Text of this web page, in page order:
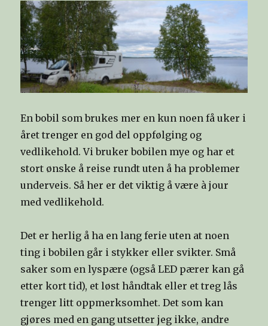
En bobil som brukes mer en kun noen få uker i
året trenger en god del oppfølging og
vedlikehold. Vi bruker bobilen mye og har et
stort ønske å reise rundt uten å ha problemer
underveis. Så her er det viktig å være à jour
med vedlikehold.
Det er herlig å ha en lang ferie uten at noen
ting i bobilen går i stykker eller svikter. Små
saker som en lyspære (også LED pærer kan gå
etter kort tid), et løst håndtak eller et treg lås
trenger litt oppmerksomhet. Det som kan
gjøres med en gang utsetter jeg ikke, andre